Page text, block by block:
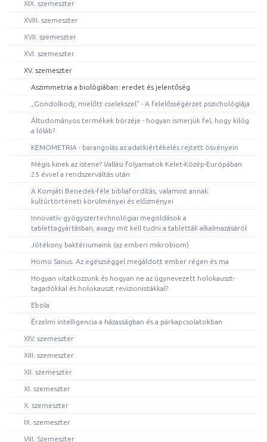
XIX. szemeszter
XVIII. szemeszter
XVII. szemeszter
XVI. szemeszter
XV. szemeszter
Aszimmetria a biológiában: eredet és jelentőség
„Gondolkodj, mielőtt cselekszel” - A felelősségérzet pszichológiája
Áltudományos termékek börzéje - hogyan ismerjük fel, hogy kilóg
a lóláb?
KEMOMETRIA - barangolás az adatkiértékelés rejtett ösvényein
Mégis kinek az istene? Vallási folyamatok Kelet-Közép-Európában
25 évvel a rendszerváltás után
A Komjáti Benedek-féle bibliafordítás, valamint annak
kultúrtörténeti körülményei és előzményei
Innovatív gyógyszertechnológiai megoldások a
tablettagyártásban, avagy mit kell tudni a tabletták alkalmazásáról
Jótékony baktériumaink (az emberi mikrobiom)
Homo Sanus. Az egészséggel megáldott ember régen és ma
Hogyan vitatkozzunk és hogyan ne az úgynevezett holokauszt-
tagadókkal és holokauszt revizionistákkal?
Ebola
Érzelmi intelligencia a házasságban és a párkapcsolatokban
XIV. szemeszter
XIII. szemeszter
XII. szemeszter
XI. szemeszter
X. szemeszter
IX. szemeszter
VIII. Szemeszter